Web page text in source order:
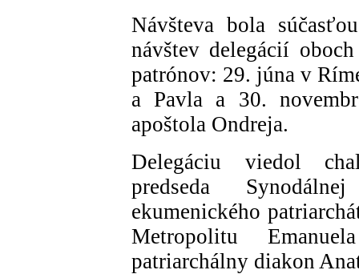
Návšteva bola
návštev delegácií
patrónov: 29. júna v
a Pavla a 30.
apoštola Ondreja.
Delegáciu viedol
predseda
ekumenického
Metropolitu
patriarchálny diakon